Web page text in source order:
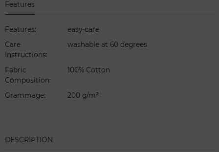
Features
Features:
easy-care
Care
Instructions:
washable at 60 degrees
Fabric
Composition:
100% Cotton
Grammage: 200 g/m²
DESCRIPTION